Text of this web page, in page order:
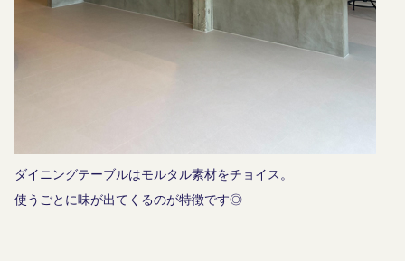
ダイニングテーブルはモルタル素材をチョイス。
使うごとに味が出てくるのが特徴です◎